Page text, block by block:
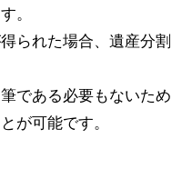
。
られた場合、遺産分割
である必要もないため
が可能です。